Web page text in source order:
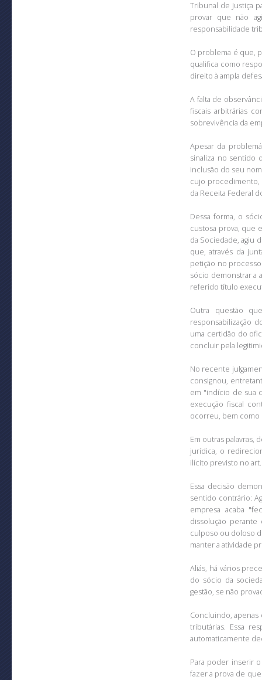
Tribunal de Justiça
provar que não
responsabilidade
O problema é que,
qualifica como
direito à ampla
A falta de
fiscais arbitrárias
sobrevivência da
Apesar da
sinaliza no sentido
inclusão do seu
cujo procedimento,
da Receita Federal
Dessa forma, o
custosa prova, que
da Sociedade, agiu
que, através da
petição no
sócio demonstrar a
referido título
Outra questão
responsabilização
uma certidão do
concluir pela
No recente
consignou,
em "indício de sua
execução fiscal
ocorreu, bem como
Em outras palavras,
jurídica, o
ilícito previsto no
Essa decisão
sentido contrário:
empresa acaba
dissolução
culposo ou doloso
manter a atividade
Aliás, há vários
do sócio da
gestão, se não
Concluindo,
tributárias. Essa
automaticamente
Para poder inserir
fazer a prova de